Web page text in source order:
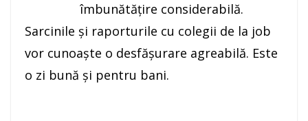
îmbunătăţire considerabilă.
Sarcinile şi raporturile cu colegii de la job
vor cunoaşte o desfăşurare agreabilă. Este
o zi bună şi pentru bani.